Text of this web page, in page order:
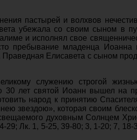
пастырей и волхвов
убежала со своим сыном в
и исполнял свое
пребывание младенца Иоанна
Праведная Елисавета с сыном
служению строгой
30 лет святой Иоанн вышел на
народ к принятию
звездою», которая своим
духовным Солнцем
Лк. 1, 5-25, 39-80; 3, 1-20; 7,